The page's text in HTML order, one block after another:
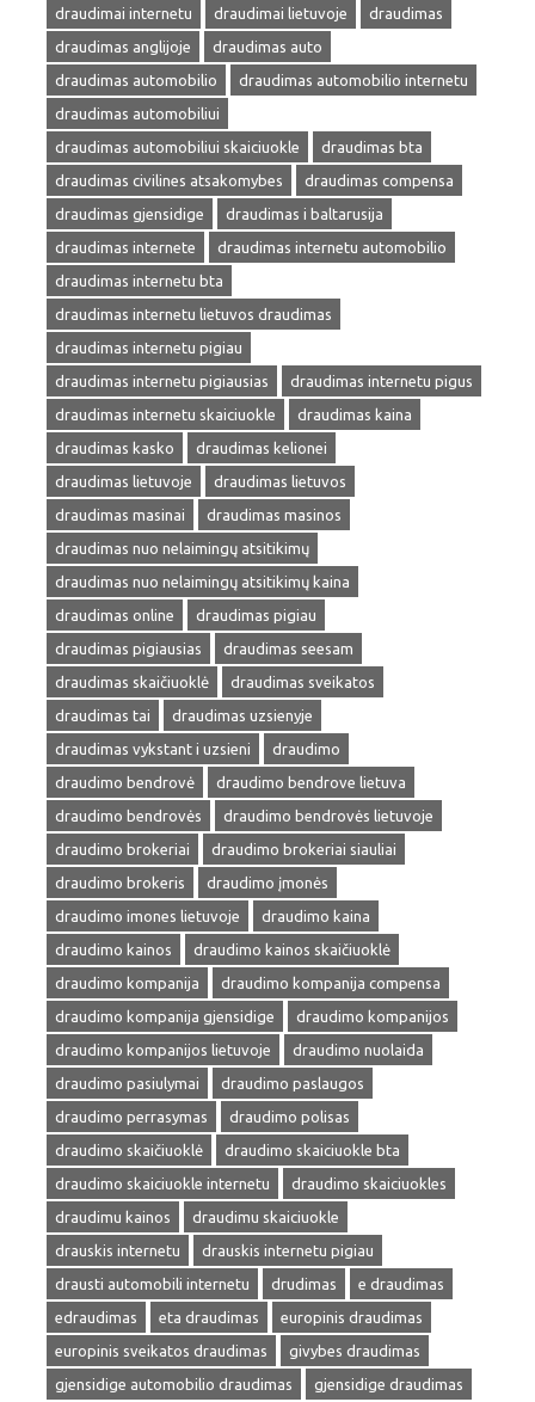
draudimai internetu
draudimai lietuvoje
draudimas
draudimas anglijoje
draudimas auto
draudimas automobilio
draudimas automobilio internetu
draudimas automobiliui
draudimas automobiliui skaiciuokle
draudimas bta
draudimas civilines atsakomybes
draudimas compensa
draudimas gjensidige
draudimas i baltarusija
draudimas internete
draudimas internetu automobilio
draudimas internetu bta
draudimas internetu lietuvos draudimas
draudimas internetu pigiau
draudimas internetu pigiausias
draudimas internetu pigus
draudimas internetu skaiciuokle
draudimas kaina
draudimas kasko
draudimas kelionei
draudimas lietuvoje
draudimas lietuvos
draudimas masinai
draudimas masinos
draudimas nuo nelaimingų atsitikimų
draudimas nuo nelaimingų atsitikimų kaina
draudimas online
draudimas pigiau
draudimas pigiausias
draudimas seesam
draudimas skaičiuoklė
draudimas sveikatos
draudimas tai
draudimas uzsienyje
draudimas vykstant i uzsieni
draudimo
draudimo bendrovė
draudimo bendrove lietuva
draudimo bendrovės
draudimo bendrovės lietuvoje
draudimo brokeriai
draudimo brokeriai siauliai
draudimo brokeris
draudimo įmonės
draudimo imones lietuvoje
draudimo kaina
draudimo kainos
draudimo kainos skaičiuoklė
draudimo kompanija
draudimo kompanija compensa
draudimo kompanija gjensidige
draudimo kompanijos
draudimo kompanijos lietuvoje
draudimo nuolaida
draudimo pasiulymai
draudimo paslaugos
draudimo perrasymas
draudimo polisas
draudimo skaičiuoklė
draudimo skaiciuokle bta
draudimo skaiciuokle internetu
draudimo skaiciuokles
draudimu kainos
draudimu skaiciuokle
drauskis internetu
drauskis internetu pigiau
drausti automobili internetu
drudimas
e draudimas
edraudimas
eta draudimas
europinis draudimas
europinis sveikatos draudimas
givybes draudimas
gjensidige automobilio draudimas
gjensidige draudimas